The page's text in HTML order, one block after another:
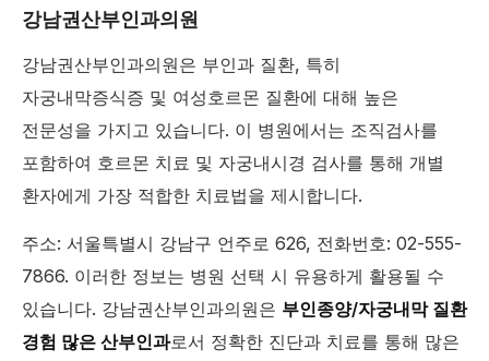
강남권산부인과의원
강남권산부인과의원은 부인과 질환, 특히
자궁내막증식증 및 여성호르몬 질환에 대해 높은
전문성을 가지고 있습니다. 이 병원에서는 조직검사를
포함하여 호르몬 치료 및 자궁내시경 검사를 통해 개별
환자에게 가장 적합한 치료법을 제시합니다.
주소: 서울특별시 강남구 언주로 626, 전화번호: 02-555-
7866. 이러한 정보는 병원 선택 시 유용하게 활용될 수
있습니다. 강남권산부인과의원은 부인종양/자궁내막 질환
경험 많은 산부인과로서 정확한 진단과 치료를 통해 많은